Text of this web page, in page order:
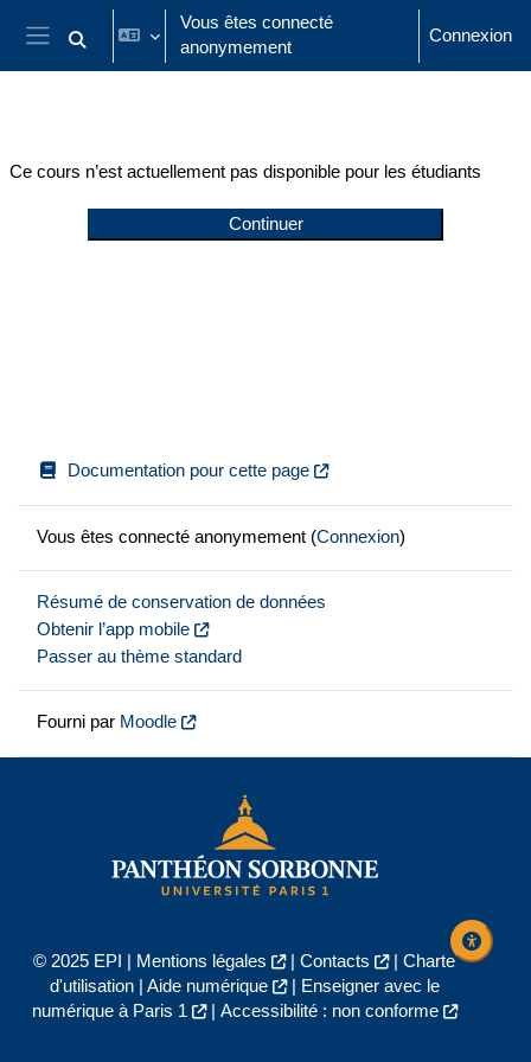
Passer au contenu principal
Panneau latéral
Activer/désactiver la saisie de recherche
Vous êtes connecté
anonymement
Connexion
Ce cours n’est actuellement pas disponible pour les étudiants
Continuer
Documentation pour cette page
Vous êtes connecté anonymement (Connexion)
Résumé de conservation de données
Obtenir l’app mobile
Passer au thème standard
Fourni par Moodle
© 2025 EPI | Mentions légales | Contacts | Charte
d'utilisation| Aide numérique |
Enseigner avec le
numérique à Paris 1
| Accessibilité : non conforme